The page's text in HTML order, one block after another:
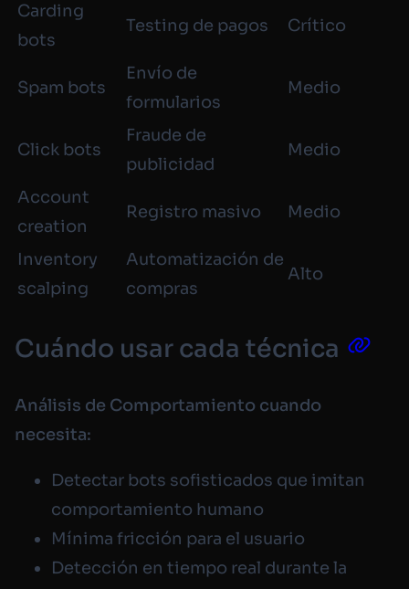
Carding
bots
Testing de pagos Crítico
Spam bots
Envío de
formularios
Medio
Click bots
Fraude de
publicidad
Medio
Account
creation
Registro masivo Medio
Inventory
scalping
Automatización de
compras
Alto
Cuándo usar cada técnica
Análisis de Comportamiento cuando
necesita:
Detectar bots sofisticados que imitan
comportamiento humano
Mínima fricción para el usuario
Detección en tiempo real durante la